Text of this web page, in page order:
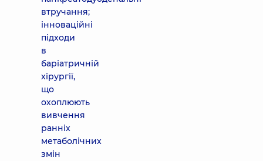
втручання;
інноваційні
підходи
в
баріатричній
хірургії,
що
охоплюють
вивчення
ранніх
метаболічних
змін